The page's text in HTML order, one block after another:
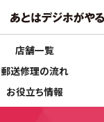
店舗一覧
郵送修理の流れ
お役立ち情報